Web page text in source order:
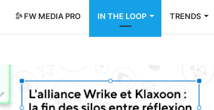
FW MEDIA PRO IN THE LOOP TRENDS